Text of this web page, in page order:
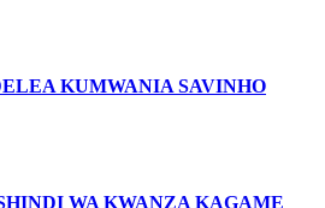
KUMWANIA SAVINHO
WA KWANZA KAGAME